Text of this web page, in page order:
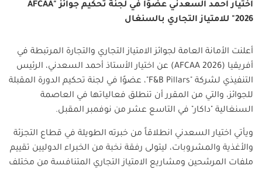
اختيار أحمد السعدني عضوًا في لجنة تحكيم جوائز "AFCAA
2026" للامتياز التجاري بالسنغال
أعلنت الأمانة العامة لجوائز الامتياز التجاري والتجارة المرتبطة في
أفريقيا (AFCAA 2026)
عن اختيار الأستاذ أحمد السعدني، الرئيس
التنفيذي لشركة
، عضوًا في لجنة تحكيم الدورة المقبلة
للجوائز، والتي من المقرر أن تنطلق فعالياتها في العاصمة
السنغالية "داكار" في التاسع عشر من نوفمبر المقبل.
ويأتي اختيار السعدني انطلاقاً من خبرته الطويلة في قطاع التجزئة
والأغذية والمشروبات، ليتولى رفقة نخبة من الخبراء الدوليين تقييم
ملفات المرشحين ومشاريع الامتياز التجاري المتنافسة من مختلف